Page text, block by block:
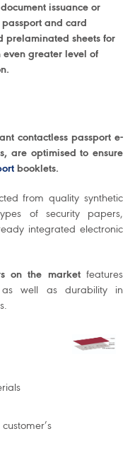
issuance or
and card
prelaminated sheets for
greater level of
contactless passport e-
are optimised to ensure
booklets.
from quality synthetic
of security papers,
integrated electronic
on the marketfeatures
as well as durability in